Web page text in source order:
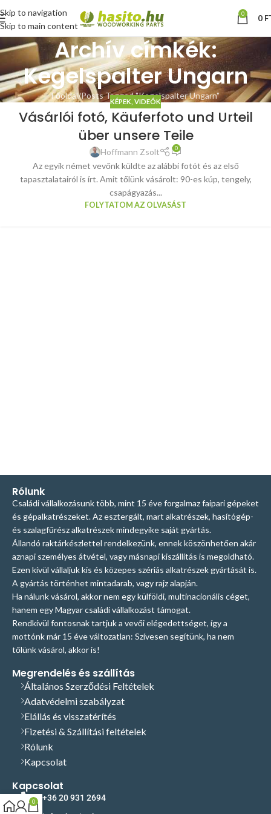
Skip to navigation
Skip to main content
0 0
Archív címkék:
Kegelspalter Ungarn
Főoldal Posts Tagged "Kegelspalter Ungarn"
KÉPEK, VIDEÓK
Vásárlói fotó, Käuferfoto und Urteil
über unsere Teile
Hoffmann Zsolt 0
Az egyik német vevőnk küldte az alábbi fotót és az első
tapasztalatairól is írt. Amit tőlünk vásárolt: 90-es kúp, tengely,
csapágyazás...
FOLYTATOM AZ OLVASÁST
Rólunk
Családi vállalkozásunk több, mint 15 éve forgalmaz faipari gépeket
és gépalkatrészeket. Az esztergált, mart alkatrészek, hasítógép-
és szalagfűrész alkatrészek mindegyike saját gyártás.
Állandó raktárkészlettel rendelkezünk, ennek köszönhetően akár
aznapi személyes átvétel, vagy másnapi kiszállítás is megoldható.
Ezen kívül vállaljuk kis és közepes szériás alkatrészek gyártását is.
A gyártás történhet mintadarab, vagy rajz alapján.
Ha nálunk vásárol, akkor nem egy külföldi, multinacionális céget,
hanem egy Magyar családi vállalkozást támogat.
Rendkívül fontosnak tartjuk a vevői elégedettséget, így a
mottónk már 15 éve változatlan: Szívesen segítünk, ha nem
tőlünk vásárol, akkor is!
Megrendelés és szállítás
Általános Szerződési Feltételek
Adatvédelmi szabályzat
Elállás és visszatérítés
Fizetési & Szállítási feltételek
Rólunk
Kapcsolat
Kapcsolat
+36 20 931 2694
0